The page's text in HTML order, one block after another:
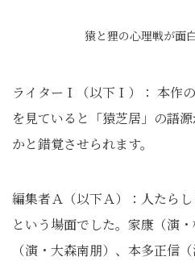
猿と狸の心理戦が面
ライターＩ（以下Ｉ）： 本作
を見ていると「猿芝居」の語
かと錯覚させられます。
編集者Ａ（以下Ａ）：人たら
という場面でした。家康（演
（演・大森南朋）、本多正信